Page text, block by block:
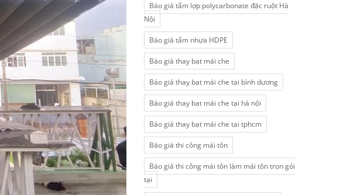
Báo giá tấm lợp polycarbonate đặc ruột Hà
Nội
Báo giá tấm nhựa HDPE
Báo giá thay bạt mái che
Báo giá thay bạt mái che tại bình dương
Báo giá thay bạt mái che tại hà nội
Báo giá thay bạt mái che tại tphcm
Báo giá thi công mái tôn
Báo giá thi công mái tôn làm mái tôn trọn gói
tại